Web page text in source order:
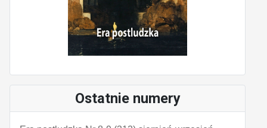
Ostatnie numery